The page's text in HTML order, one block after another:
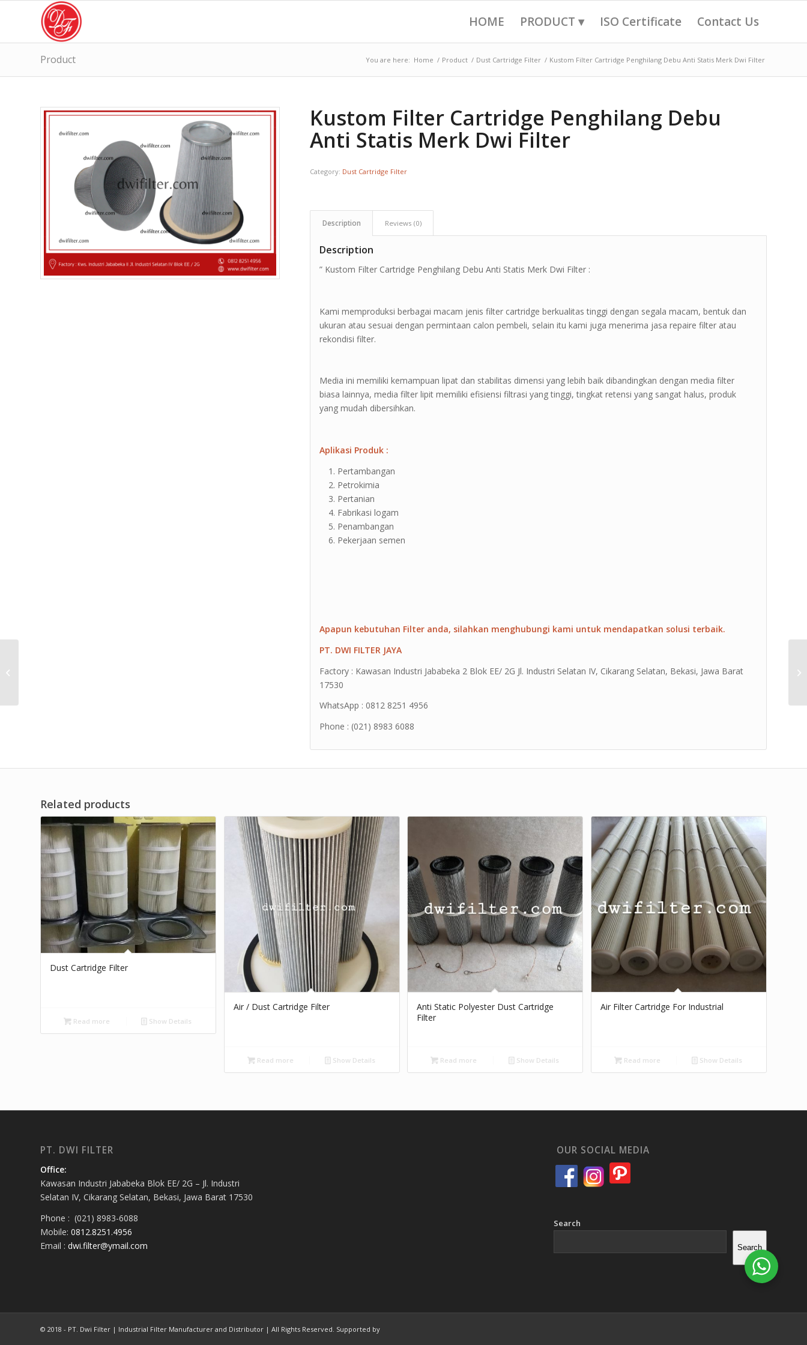
HOME PRODUCT ▾ ISO Certificate Contact Us
Product You are here: Home / Product / Dust Cartridge Filter / Kustom Filter Cartridge Penghilang Debu Anti Statis Merk Dwi Filter
Kustom Filter Cartridge Penghilang Debu
Anti Statis Merk Dwi Filter
Category: Dust Cartridge Filter
Description Reviews (0)
Description
” Kustom Filter Cartridge Penghilang Debu Anti Statis Merk Dwi Filter :
Kami memproduksi berbagai macam jenis filter cartridge berkualitas tinggi dengan segala macam, bentuk dan
ukuran atau sesuai dengan permintaan calon pembeli, selain itu kami juga menerima jasa repaire filter atau
rekondisi filter.
Media ini memiliki kemampuan lipat dan stabilitas dimensi yang lebih baik dibandingkan dengan media filter
biasa lainnya, media filter lipit memiliki efisiensi filtrasi yang tinggi, tingkat retensi yang sangat halus, produk
yang mudah dibersihkan.
Aplikasi Produk :
Pertambangan
Petrokimia
Pertanian
Fabrikasi logam
Penambangan
Pekerjaan semen
Apapun kebutuhan Filter anda, silahkan menghubungi kami untuk mendapatkan solusi terbaik.
PT. DWI FILTER JAYA
Factory : Kawasan Industri Jababeka 2 Blok EE/ 2G Jl. Industri Selatan IV, Cikarang Selatan, Bekasi, Jawa Barat
17530
WhatsApp : 0812 8251 4956
Phone : (021) 8983 6088
Related products
Dust Cartridge Filter
Read more Show Details
Air / Dust Cartridge Filter
Read more Show Details
Anti Static Polyester Dust Cartridge
Filter
Read more Show Details
Air Filter Cartridge For Industrial
Read more Show Details
PT. DWI FILTER
Office:
Kawasan Industri Jababeka Blok EE/ 2G – Jl. Industri
Selatan IV, Cikarang Selatan, Bekasi, Jawa Barat 17530
Phone : (021) 8983-6088
Mobile: 0812.8251.4956
Email : dwi.filter@ymail.com
OUR SOCIAL MEDIA
Search
Search
© 2018 - PT. Dwi Filter | Industrial Filter Manufacturer and Distributor | All Rights Reserved. Supported by